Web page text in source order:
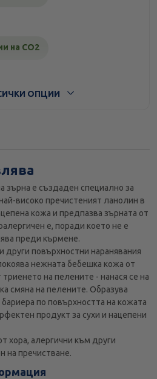
на CO2
ОПЦИИ
зърна е създаден специално за
високо пречистеният ланолин в
кожа и предпазва зърната от
е, поради което не е
преди кърмене.
повърхностни наранявания
нежната бебешка кожа от
на пелените - нанася се на
смяна на пелените. Образува
по повърхността на кожата
продукт за сухи и нацепени
хора, алергични към други
на пречистване.